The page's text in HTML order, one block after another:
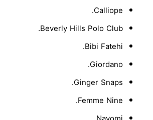
Calliope.
Beverly Hills Polo Club.
Bibi Fatehi.
Giordano.
Ginger Snaps.
Femme Nine.